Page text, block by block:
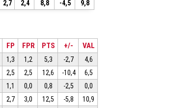
2,7 2,4 8,8 -4,5 9,8
FP FPR PTS +/- VAL
1,3 1,2 5,3 -2,7
4,6
2,5 2,5 12,6 -10,4
6,5
1,1 0,0 0,8 -2,5
0,0
2,7 3,0 12,5 -5,8
10,9